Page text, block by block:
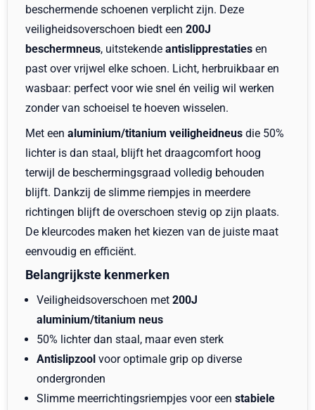
beschermende schoenen verplicht zijn. Deze
veiligheidsoverschoen biedt een 200J
beschermneus, uitstekende antislipprestaties en
past over vrijwel elke schoen. Licht, herbruikbaar en
wasbaar: perfect voor wie snel én veilig wil werken
zonder van schoeisel te hoeven wisselen.
Met een aluminium/titanium veiligheidneus die 50%
lichter is dan staal, blijft het draagcomfort hoog
terwijl de beschermingsgraad volledig behouden
blijft. Dankzij de slimme riempjes in meerdere
richtingen blijft de overschoen stevig op zijn plaats.
De kleurcodes maken het kiezen van de juiste maat
eenvoudig en efficiënt.
Belangrijkste kenmerken
Veiligheidsoverschoen met 200J
aluminium/titanium neus
50% lichter dan staal, maar even sterk
Antislipzool voor optimale grip op diverse
ondergronden
Slimme meer­richtingsriempjes voor een stabiele